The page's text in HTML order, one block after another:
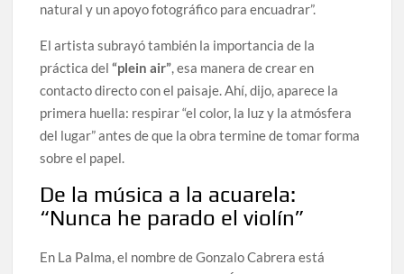
natural y un apoyo fotográfico para encuadrar”.
El artista subrayó también la importancia de la
práctica del“plein air”, esa manera de crear en
contacto directo con el paisaje. Ahí, dijo, aparece la
primera huella: respirar “el color, la luz y la atmósfera
del lugar” antes de que la obra termine de tomar forma
sobre el papel.
De la música a la acuarela:
“Nunca he parado el violín”
En La Palma, el nombre de Gonzalo Cabrera está